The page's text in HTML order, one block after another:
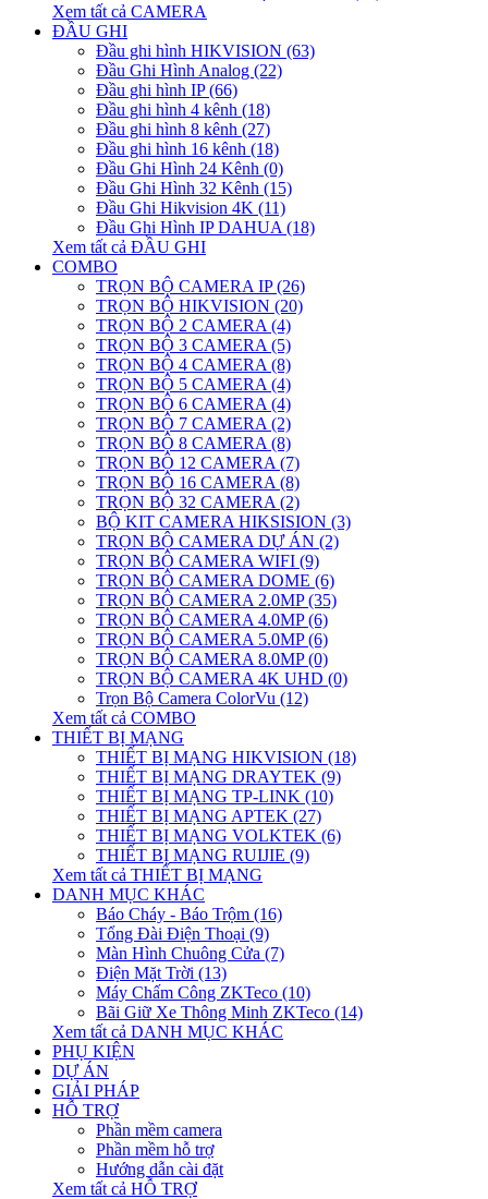
Xem tất cả CAMERA
ĐẦU GHI
Đầu ghi hình HIKVISION (63)
Đầu Ghi Hình Analog (22)
Đầu ghi hình IP (66)
Đầu ghi hình 4 kênh (18)
Đầu ghi hình 8 kênh (27)
Đầu ghi hình 16 kênh (18)
Đầu Ghi Hình 24 Kênh (0)
Đầu Ghi Hình 32 Kênh (15)
Đầu Ghi Hikvision 4K (11)
Đầu Ghi Hình IP DAHUA (18)
Xem tất cả ĐẦU GHI
COMBO
TRỌN BỘ CAMERA IP (26)
TRỌN BỘ HIKVISION (20)
TRỌN BỘ 2 CAMERA (4)
TRỌN BỘ 3 CAMERA (5)
TRỌN BỘ 4 CAMERA (8)
TRỌN BỘ 5 CAMERA (4)
TRỌN BỘ 6 CAMERA (4)
TRỌN BỘ 7 CAMERA (2)
TRỌN BỘ 8 CAMERA (8)
TRỌN BỘ 12 CAMERA (7)
TRỌN BỘ 16 CAMERA (8)
TRỌN BỘ 32 CAMERA (2)
BỘ KIT CAMERA HIKSISION (3)
TRỌN BỘ CAMERA DỰ ÁN (2)
TRỌN BỘ CAMERA WIFI (9)
TRỌN BỘ CAMERA DOME (6)
TRỌN BỘ CAMERA 2.0MP (35)
TRỌN BỘ CAMERA 4.0MP (6)
TRỌN BỘ CAMERA 5.0MP (6)
TRỌN BỘ CAMERA 8.0MP (0)
TRỌN BỘ CAMERA 4K UHD (0)
Trọn Bộ Camera ColorVu (12)
Xem tất cả COMBO
THIẾT BỊ MẠNG
THIẾT BỊ MẠNG HIKVISION (18)
THIẾT BỊ MẠNG DRAYTEK (9)
THIẾT BỊ MẠNG TP-LINK (10)
THIẾT BỊ MẠNG APTEK (27)
THIẾT BỊ MẠNG VOLKTEK (6)
THIẾT BỊ MẠNG RUIJIE (9)
Xem tất cả THIẾT BỊ MẠNG
DANH MỤC KHÁC
Báo Cháy - Báo Trộm (16)
Tổng Đài Điện Thoại (9)
Màn Hình Chuông Cửa (7)
Điện Mặt Trời (13)
Máy Chấm Công ZKTeco (10)
Bãi Giữ Xe Thông Minh ZKTeco (14)
Xem tất cả DANH MỤC KHÁC
PHỤ KIỆN
DỰ ÁN
GIẢI PHÁP
HỖ TRỢ
Phần mềm camera
Phần mềm hỗ trợ
Hướng dẫn cài đặt
Xem tất cả HỖ TRỢ